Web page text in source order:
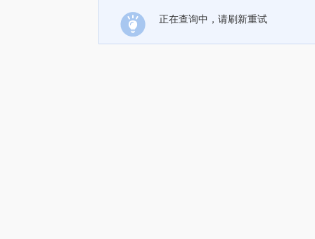
正在查询中，请刷新重试